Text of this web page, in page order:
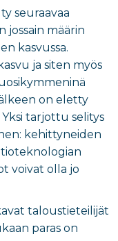
seuraavaa
määrin
kasvussa.
ja siten myös
on eletty
tarjottu selitys
kehittyneiden
voivat olla jo
taloustieteilijät
paras on